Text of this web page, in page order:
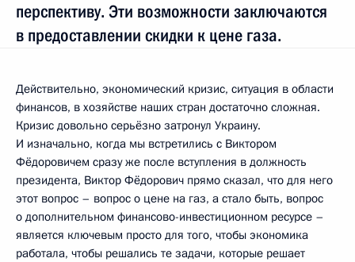
перспективу. Эти возможности заключаются
в предоставлении скидки к цене газа.
Действительно, экономический кризис, ситуация в области
финансов, в хозяйстве наших стран достаточно сложная.
Кризис довольно серьёзно затронул Украину.
И изначально, когда мы встретились с Виктором
Фёдоровичем сразу же после вступления в должность
президента, Виктор Фёдорович прямо сказал, что для него
этот вопрос – вопрос о цене на газ, а стало быть, вопрос
о дополнительном финансово-инвестиционном ресурсе –
является ключевым просто для того, чтобы экономика
работала, чтобы решались те задачи, которые решает